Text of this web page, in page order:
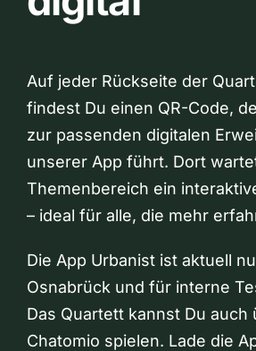
Auf jeder Rückseite der
findest Du einen QR-Code,
zur passenden digitalen
unserer App führt. Dort
Themenbereich ein
– ideal für alle, die mehr
Die App Urbanist ist aktuell
Osnabrück und für interne
Das Quartett kannst Du auch
Chatomio spielen. Lade die